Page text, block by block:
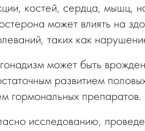
костей, сердца, мышц,
может влиять на
таких как
может быть
развитием
гормональных препаратов.
исследованию,